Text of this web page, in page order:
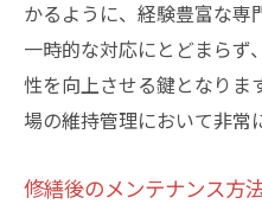
かるように、経験豊富な専
一時的な対応にとどまらず
性を向上させる鍵となりま
場の維持管理において非常
修繕後のメンテナンス方